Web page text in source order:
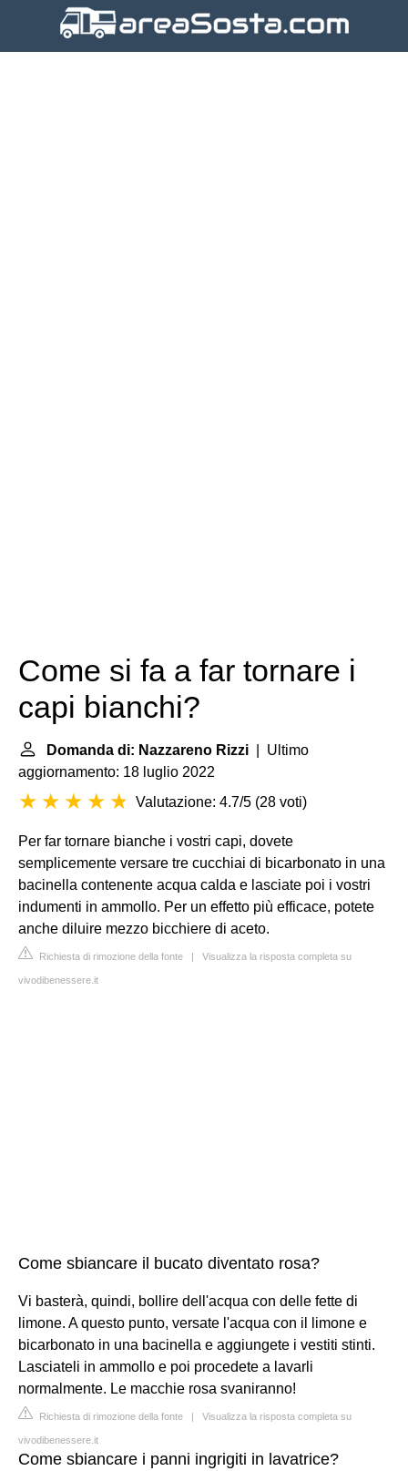
Come si fa a far tornare i
capi bianchi?
Domanda di: Nazzareno Rizzi | Ultimo
aggiornamento: 18 luglio 2022
Valutazione: 4.7/5 (28 voti)
Per far tornare bianche i vostri capi, dovete
semplicemente versare tre cucchiai di bicarbonato in una
bacinella contenente acqua calda e lasciate poi i vostri
indumenti in ammollo. Per un effetto più efficace, potete
anche diluire mezzo bicchiere di aceto.
Richiesta di rimozione della fonte | Visualizza la risposta completa su
vivodibenessere.it
Come sbiancare il bucato diventato rosa?
Vi basterà, quindi, bollire dell'acqua con delle fette di
limone. A questo punto, versate l'acqua con il limone e
bicarbonato in una bacinella e aggiungete i vestiti stinti.
Lasciateli in ammollo e poi procedete a lavarli
normalmente. Le macchie rosa svaniranno!
Richiesta di rimozione della fonte | Visualizza la risposta completa su
vivodibenessere.it
Come sbiancare i panni ingrigiti in lavatrice?